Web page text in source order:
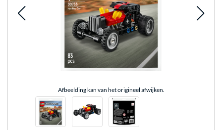
Afbeelding kan van het origineel afwijken.